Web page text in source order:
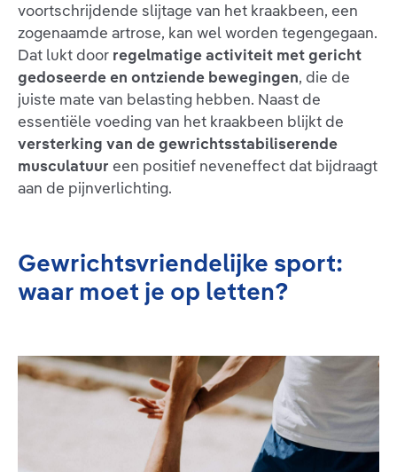
voortschrijdende slijtage van het kraakbeen, een
zogenaamde artrose, kan wel worden tegengegaan.
Dat lukt door regelmatige activiteit met gericht
gedoseerde en ontziende bewegingen, die de
juiste mate van belasting hebben. Naast de
essentiële voeding van het kraakbeen blijkt de
versterking van de gewrichtsstabiliserende
musculatuur een positief neveneffect dat bijdraagt
aan de pijnverlichting.
Gewrichtsvriendelijke sport:
waar moet je op letten?